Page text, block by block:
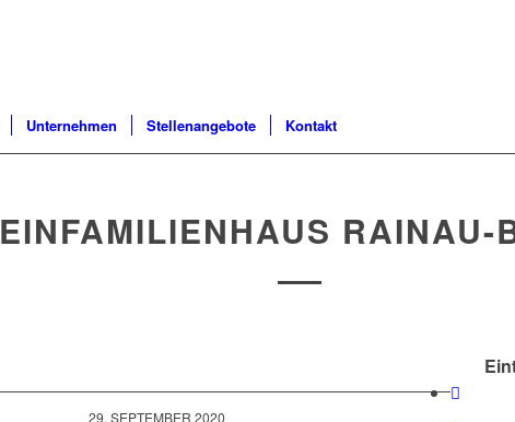
Unternehmen Stellenangebote Kontakt
EINFAMILIENHAUS RAINAU-
29. SEPTEMBER 2020